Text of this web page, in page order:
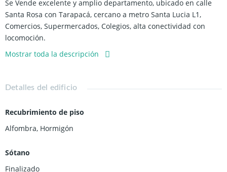
Se Vende excelente y amplio departamento, ubicado en calle
Santa Rosa con Tarapacá, cercano a metro Santa Lucia L1,
Comercios, Supermercados, Colegios, alta conectividad con
locomoción.
Negociable $73.000.000, propiedad se entregara con piso
pintado.
-Terraza 3 m2 aprox.
-Living comedor amplio con salida a terraza.
-2 Baños.
Mostrar toda la descripción
Detalles del edificio
Recubrimiento de piso
Alfombra, Hormigón
Sótano
Finalizado